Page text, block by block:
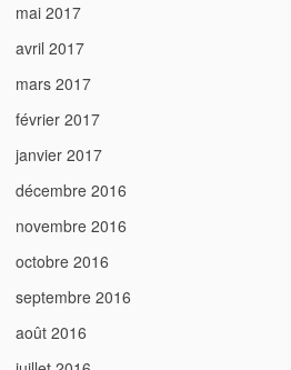
mai 2017
avril 2017
mars 2017
février 2017
janvier 2017
décembre 2016
novembre 2016
octobre 2016
septembre 2016
août 2016